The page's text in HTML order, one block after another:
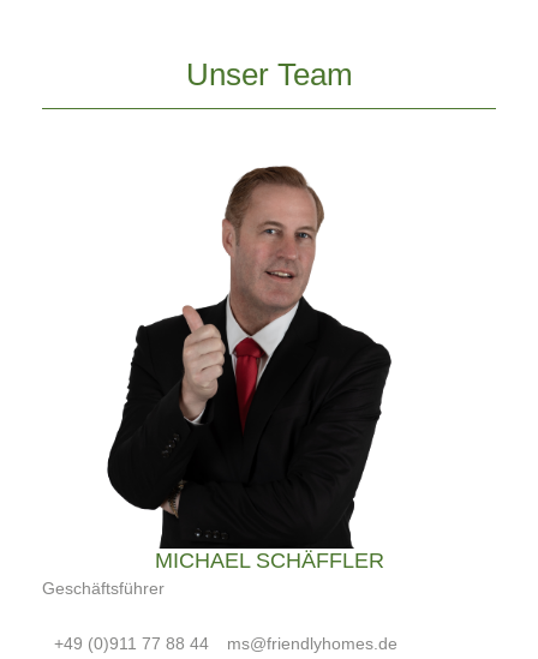
Unser Team
MICHAEL SCHÄFFLER
Geschäftsführer
+49 (0)911 77 88 44 ms@friendlyhomes.de